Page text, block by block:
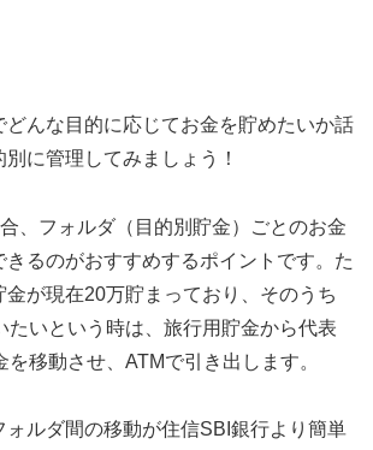
どんな目的に応じてお金を貯めたいか話
に管理してみましょう！
、フォルダ（目的別貯金）ごとのお金
るのがおすすめするポイントです。た
金が現在20万貯まっており、そのうち
たいという時は、旅行用貯金から代表
移動させ、ATMで引き出します。
ォルダ間の移動が住信SBI銀行より簡単